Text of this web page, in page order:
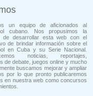
un equipo de aficionados al
cubano. Nos propusimos la
de desarrollar esta web con el
de brindar información sobre el
en Cuba y su Serie Nacional.
noticias, reportajes,
de debate, juegos online y mucho
buscamos mejorar y ampliar
por lo que pronto publicaremos
en nuestra web como concursos